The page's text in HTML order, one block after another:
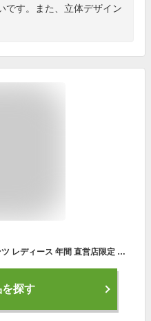
です。また、立体デザイン
グンゼ ボディワイルド ボクサーパンツ レディース 年間 直営店限定 立体成型 ショーツ インナー 下着 ボクサーショーツ ボックスショーツ ボーイレングス ストレッチ 伸びる かわいい 可愛い M-L BODY WILD BHS083U GUNZE13
探す